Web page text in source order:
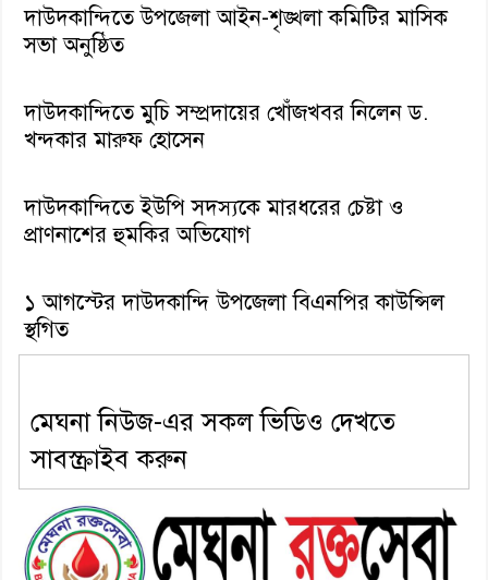
দাউদকান্দিতে উপজেলা আইন-শৃঙ্খলা কমিটির মাসিক
সভা অনুষ্ঠিত
দাউদকান্দিতে মুচি সম্প্রদায়ের খোঁজখবর নিলেন ড.
খন্দকার মারুফ হোসেন
দাউদকান্দিতে ইউপি সদস্যকে মারধরের চেষ্টা ও
প্রাণনাশের হুমকির অভিযোগ
১ আগস্টের দাউদকান্দি উপজেলা বিএনপির কাউন্সিল
স্থগিত
মেঘনা নিউজ-এর সকল ভিডিও দেখতে
সাবস্ক্রাইব করুন